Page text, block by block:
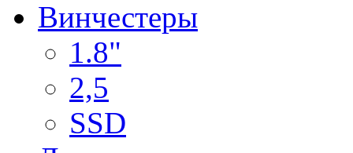
Винчестеры
1.8"
2,5
SSD